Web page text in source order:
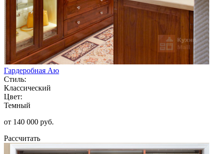
Гардеробная Аю
Стиль:
Классический
Цвет:
Темный
от 140 000 руб.
Рассчитать